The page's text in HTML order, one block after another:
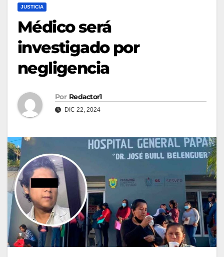
JUSTICIA
Médico será
investigado por
negligencia
Por Redactor1
DIC 22, 2024